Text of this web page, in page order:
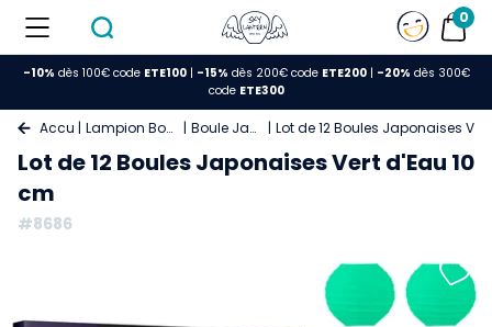
0
-10% dès 100€ code ETE100| -15% dès 200€ code ETE200| -20% dès 300€
code ETE300
Accueil Lampion Boule Papier Boule Japonaise Lot de 12 Boules Japonaises
Lot de 12 Boules Japonaises Vert d'Eau 10
cm
#8686